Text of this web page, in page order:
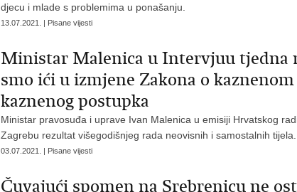
djecu i mlade s problemima u ponašanju.
13.07.2021. | Pisane vijesti
Ministar Malenica u Intervjuu tjedna
smo ići u izmjene Zakona o
kaznenog postupka
Ministar pravosuđa i uprave Ivan Malenica u emisiji Hrvatskog
Zagrebu rezultat višegodišnjeg rada neovisnih i samostalnih tijela.
03.07.2021. | Pisane vijesti
Čuvajući spomen na Srebrenicu ne